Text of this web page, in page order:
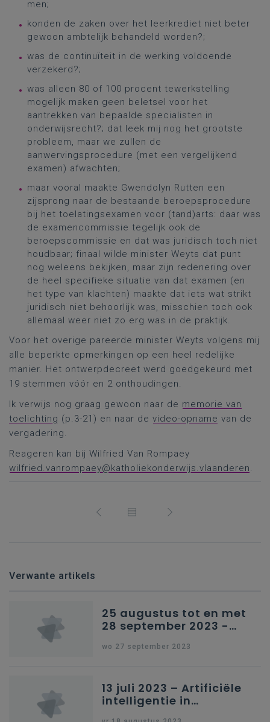
men;
konden de zaken over het leerkrediet niet beter
gewoon ambtelijk behandeld worden?;
was de continuïteit in de werking voldoende
verzekerd?;
was alleen 80 of 100 procent tewerkstelling
mogelijk maken geen beletsel voor het
aantrekken van bepaalde specialisten in
onderwijsrecht?; dat leek mij nog het grootste
probleem, maar we zullen de
aanwervingsprocedure (met een vergelijkend
examen) afwachten;
maar vooral maakte Gwendolyn Rutten een
zijsprong naar de bestaande beroepsprocedure
bij het toelatingsexamen voor (tand)arts: daar was
de examencommissie tegelijk ook de
beroepscommissie en dat was juridisch toch niet
houdbaar; finaal wilde minister Weyts dat punt
nog weleens bekijken, maar zijn redenering over
de heel specifieke situatie van dat examen (en
het type van klachten) maakte dat iets wat strikt
juridisch niet behoorlijk was, misschien toch ook
allemaal weer niet zo erg was in de praktijk.
Voor het overige pareerde minister Weyts volgens mij
alle beperkte opmerkingen op een heel redelijke
manier. Het ontwerpdecreet werd goedgekeurd met
19 stemmen vóór en 2 onthoudingen.
Ik verwijs nog graag gewoon naar de memorie van
toelichting (p.3-21) en naar de video-opname van de
vergadering.
Reageren kan bij Wilfried Van Rompaey
wilfried.vanrompaey@katholiekonderwijs.vlaanderen.
Verwante artikels
25 augustus tot en met
28 september 2023 -
wo 27 september 2023
13 juli 2023 – Artificiële
intelligentie in